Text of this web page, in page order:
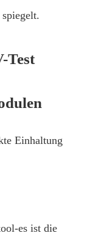
Test
Einhaltung
es ist die